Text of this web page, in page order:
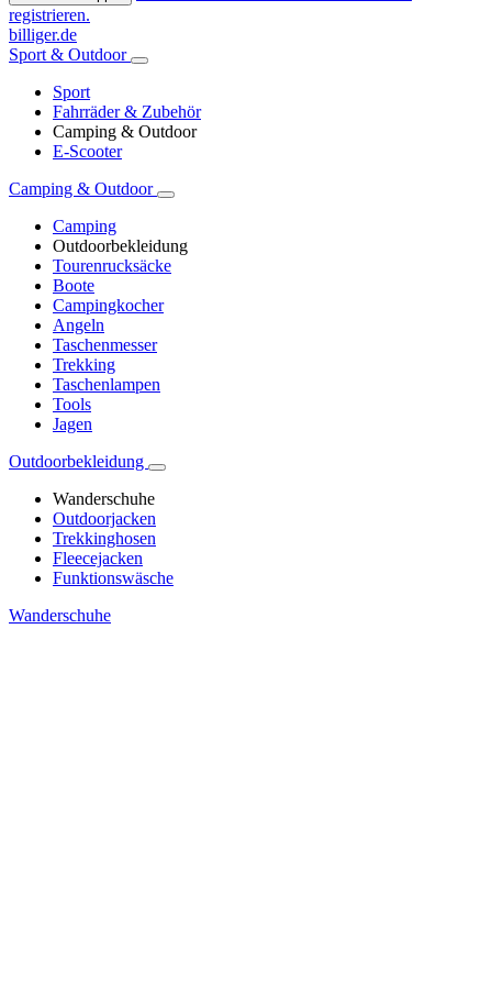
registrieren.
billiger.de
Sport & Outdoor
Sport
Fahrräder & Zubehör
Camping & Outdoor
E-Scooter
Camping & Outdoor
Camping
Outdoorbekleidung
Tourenrucksäcke
Boote
Campingkocher
Angeln
Taschenmesser
Trekking
Taschenlampen
Tools
Jagen
Outdoorbekleidung
Wanderschuhe
Outdoorjacken
Trekkinghosen
Fleecejacken
Funktionswäsche
Wanderschuhe